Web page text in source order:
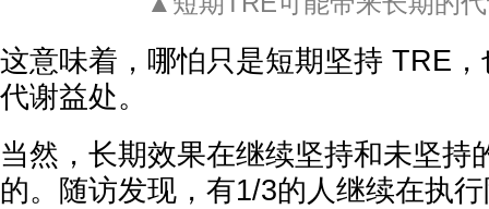
这意味着，哪怕只是短期坚持 TRE
代谢益处。
当然，长期效果在继续坚持和未坚持
的。随访发现，有1/3的人继续在执